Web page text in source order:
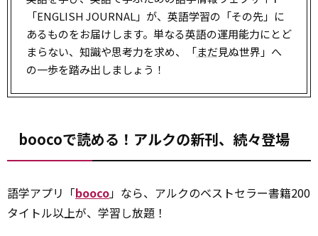
「ENGLISH JOURNAL」が、英語学習の「その先」に
あるものをお届けします。単なる英語の運用能力にとど
まらない、知識や思考力を求め、「まだ見ぬ世界」へ
の一歩を踏み出しましょう！
boocoで読める！アルクの新刊、続々登場
語学アプリ「booco」なら、アルクのベストセラー書籍200
タイトル以上が、学習し放題！